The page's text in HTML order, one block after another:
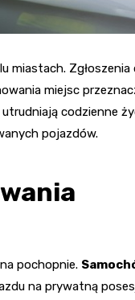
miastach.
miejsc
codzienne
pojazdów.
pochopnie.
na prywatną